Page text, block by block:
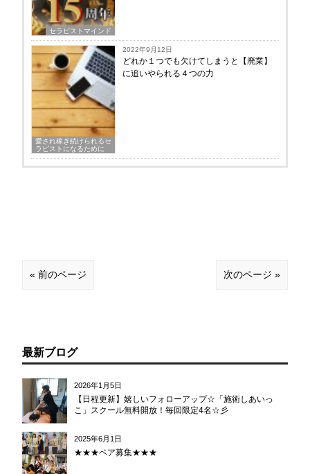
セラピストマインド
愛され稼ぎ続けられるセ
ラピストになるために
2022年9月12日
どれか１つでも欠けてしまうと【廃業】
に追いやられる４つの力
« 前のページ 次のページ »
最新ブログ
2026年1月5日
【日程更新】嬉しいフォローアップ☆「施術しあいっ
こ」スクール無料開放！毎回限定4名☆彡
2025年6月1日
★★★ペア募集★★★